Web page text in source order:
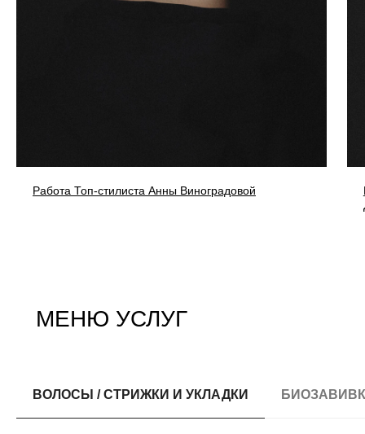
Работа Топ-стилиста Анны Виноградовой
МЕНЮ УСЛУГ
ВОЛОСЫ / СТРИЖКИ И УКЛАДКИ